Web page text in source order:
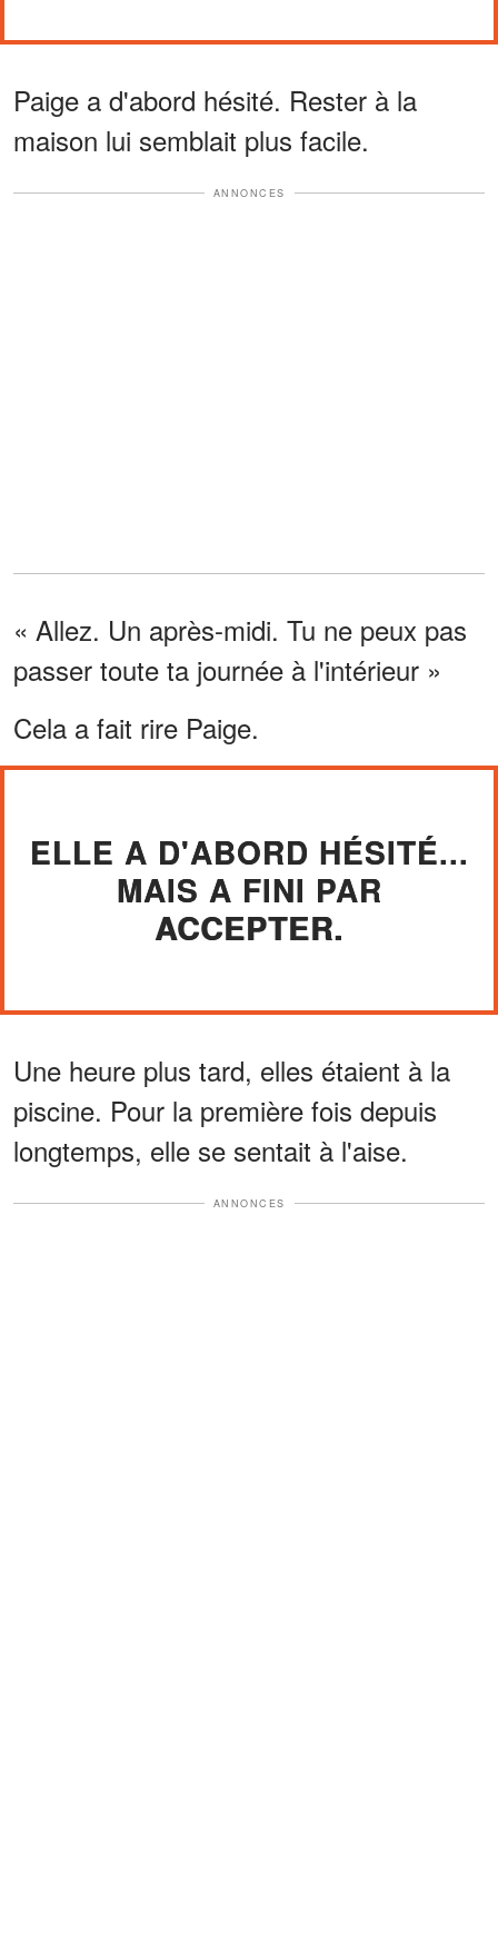
Paige a d'abord hésité. Rester à la
maison lui semblait plus facile.
ANNONCES
« Allez. Un après-midi. Tu ne peux pas
passer toute ta journée à l'intérieur »
Cela a fait rire Paige.
ELLE A D'ABORD HÉSITÉ...
MAIS A FINI PAR
ACCEPTER.
Une heure plus tard, elles étaient à la
piscine. Pour la première fois depuis
longtemps, elle se sentait à l'aise.
ANNONCES